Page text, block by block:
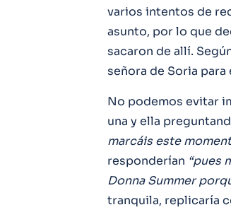
varios intentos de
asunto, por lo que
sacaron de allí.
señora de Soria
No podemos evitar
una y ella
marcáis este
responderían “pues
Donna Summer
tranquila, replicaría